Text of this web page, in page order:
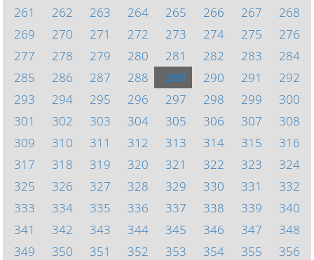
261
262 263 264 265 266 267
268
269
270 271 272 273 274 275
276
277
278 279 280 281 282 283
284
285
286 287 288 289 290 291
292
293
294 295 296 297 298 299
300
301
302 303 304 305 306 307
308
309
310 311 312 313 314 315
316
317
318 319 320 321 322 323
324
325
326 327 328 329 330 331
332
333
334 335 336 337 338 339
340
341
342 343 344 345 346 347
348
349
350 351 352 353 354 355 356